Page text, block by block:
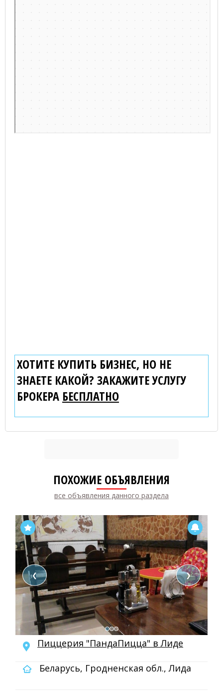
ХОТИТЕ КУПИТЬ БИЗНЕС, НО НЕ
ЗНАЕТЕ КАКОЙ? ЗАКАЖИТЕ УСЛУГУ
БРОКЕРА БЕСПЛАТНО
ПОХОЖИЕ ОБЪЯВЛЕНИЯ
все объявления данного раздела
❮ ❯
Пиццерия "ПандаПицца" в Лиде
Беларусь, Гродненская обл., Лида